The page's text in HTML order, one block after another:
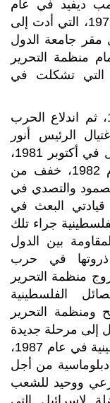
ديفيد في عام
1978 ومعاهدة مع إسرائيل في عام 1979، التي أدت إلى
مقر جامعة الدول
منظمة التحرير
التي تشكلت في
غير أن الثورة الإيرانية في عام 1979، ثم اندلاع الحرب
في عام 1980، واغتيال الرئيس أنور
السادات الذي وقع معاهدة مع إسرائيل في أكتوبر 1981،
ثم الاجتياح الإسرائيلي للبنان في عام 1982، خفف من
والتصدي في
قيادتي البعث في
جراء تلك
بين الدول
ذروتها في حرب
منظمة التحرير
الفلسطينية
ومنظمة التحرير
إلى مرحلة جديدة
من الكفاح مع اندلاع الانتفاضة الفلسطينية في عام 1987،
من أجل
ووحيد للشعب